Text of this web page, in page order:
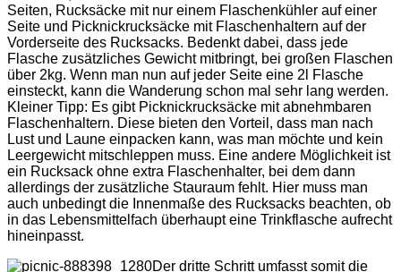
Seiten, Rucksäcke mit nur einem Flaschenkühler auf einer
Seite und Picknickrucksäcke mit Flaschenhaltern auf der
Vorderseite des Rucksacks. Bedenkt dabei, dass jede
Flasche zusätzliches Gewicht mitbringt, bei großen Flaschen
über 2kg. Wenn man nun auf jeder Seite eine 2l Flasche
einsteckt, kann die Wanderung schon mal sehr lang werden.
Kleiner Tipp: Es gibt Picknickrucksäcke mit abnehmbaren
Flaschenhaltern. Diese bieten den Vorteil, dass man nach
Lust und Laune einpacken kann, was man möchte und kein
Leergewicht mitschleppen muss. Eine andere Möglichkeit ist
ein Rucksack ohne extra Flaschenhalter, bei dem dann
allerdings der zusätzliche Stauraum fehlt. Hier muss man
auch unbedingt die Innenmaße des Rucksacks beachten, ob
in das Lebensmittelfach überhaupt eine Trinkflasche aufrecht
hineinpasst.
Der dritte Schritt umfasst somit die